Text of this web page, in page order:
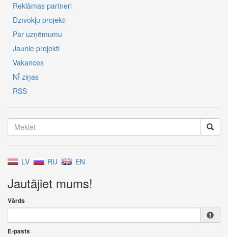
Reklāmas partneri
Dzīvokļu projekti
Par uzņēmumu
Jaunie projekti
Vakances
NĪ ziņas
RSS
LV RU EN
Jautājiet mums!
Vārds
E-pasts